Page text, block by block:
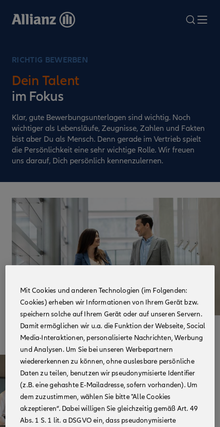
zum
search
RICHTIG BEWERBEN
Dein Talent
im Fokus
Klar, gute Bewerbungsunterlagen sind wichtig. Noch
wichtiger als Lebensläufe, Zeugnisse, Zahlen und Fakten
bist aber Du als Mensch. Denn gerade im Vertrieb spielt
die Persönlichkeit eine sehr wichtige Rolle. Wir freuen
uns darauf, Dich persönlich kennenzulernen.
Bin ich der oder die
Richtige für den Job?
Mit Cookies und anderen Technologien (im Folgenden:
Cookies) erheben wir Informationen von Ihrem Gerät bzw.
speichern solche auf Ihrem Gerät oder auf unseren Servern.
Damit ermöglichen wir u.a. die Funktion der Webseite, Social
Media-Interaktionen, personalisierte Nachrichten, Werbung
und Analysen. Um Sie bei unseren Werbepartnern
wiedererkennen zu können, ohne auslesbare persönliche
Daten zu teilen, benutzen wir pseudonymisierte Identifier
(z.B. eine gehashte E-Mailadresse, sofern vorhanden). Um
dem zuzustimmen, wählen Sie bitte "Alle Cookies
akzeptieren“. Dabei willigen Sie gleichzeitig gemäß Art. 49
Abs. 1 S. 1 lit. a DSGVO ein, dass pseudonymisierte